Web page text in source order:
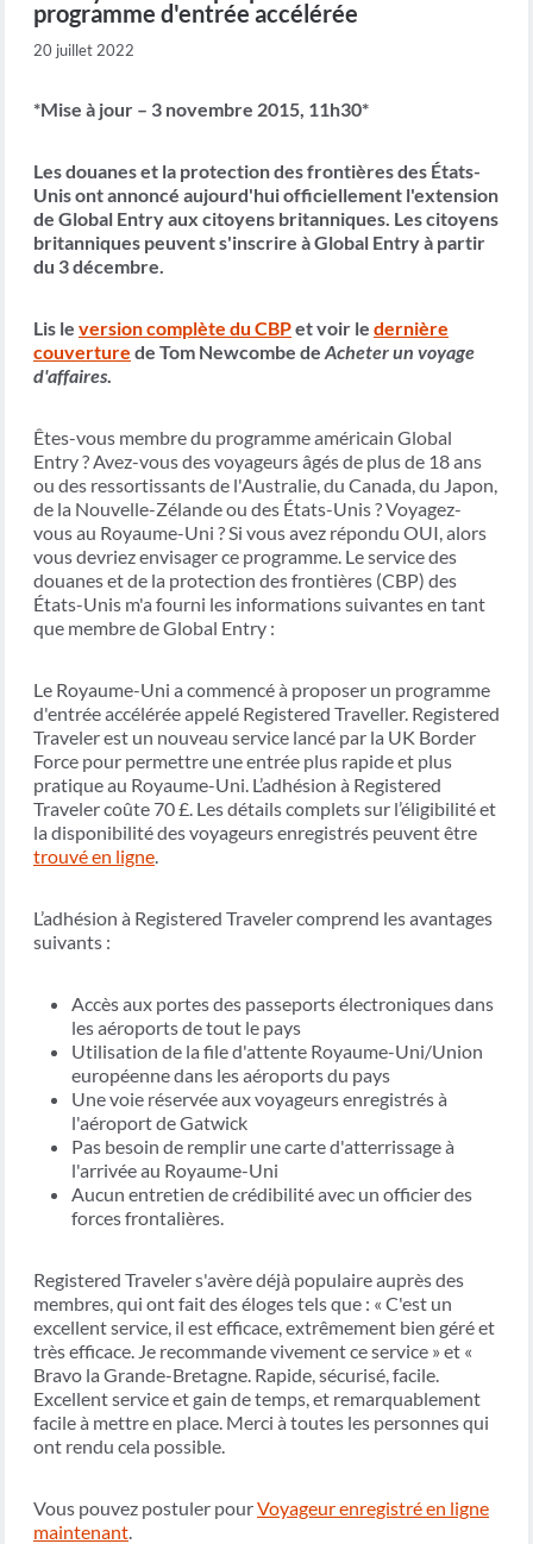
programme d'entrée accélérée
20 juillet 2022
*Mise à jour – 3 novembre 2015, 11h30*
Les douanes et la protection des frontières des États-
Unis ont annoncé aujourd'hui officiellement l'extension
de Global Entry aux citoyens britanniques. Les citoyens
britanniques peuvent s'inscrire à Global Entry à partir
du 3 décembre.
Lis le version complète du CBPet voir le dernière
couverture de Tom Newcombe de Acheter un voyage
d'affaires
Êtes-vous membre du programme américain Global
Entry ? Avez-vous des voyageurs âgés de plus de 18 ans
ou des ressortissants de l'Australie, du Canada, du Japon,
de la Nouvelle-Zélande ou des États-Unis ? Voyagez-
vous au Royaume-Uni ? Si vous avez répondu OUI, alors
vous devriez envisager ce programme. Le service des
douanes et de la protection des frontières (CBP) des
États-Unis m'a fourni les informations suivantes en tant
que membre de Global Entry :
Le Royaume-Uni a commencé à proposer un programme
d'entrée accélérée appelé Registered Traveller. Registered
Traveler est un nouveau service lancé par la UK Border
Force pour permettre une entrée plus rapide et plus
pratique au Royaume-Uni. L’adhésion à Registered
Traveler coûte 70 £. Les détails complets sur l’éligibilité et
la disponibilité des voyageurs enregistrés peuvent être
trouvé en ligne
L’adhésion à Registered Traveler comprend les avantages
suivants :
Accès aux portes des passeports électroniques dans
les aéroports de tout le pays
Utilisation de la file d'attente Royaume-Uni/Union
européenne dans les aéroports du pays
Une voie réservée aux voyageurs enregistrés à
l'aéroport de Gatwick
Pas besoin de remplir une carte d'atterrissage à
l'arrivée au Royaume-Uni
Aucun entretien de crédibilité avec un officier des
forces frontalières.
Registered Traveler s'avère déjà populaire auprès des
membres, qui ont fait des éloges tels que : « C'est un
excellent service, il est efficace, extrêmement bien géré et
très efficace. Je recommande vivement ce service » et «
Bravo la Grande-Bretagne. Rapide, sécurisé, facile.
Excellent service et gain de temps, et remarquablement
facile à mettre en place. Merci à toutes les personnes qui
ont rendu cela possible.
Vous pouvez postuler pourVoyageur enregistré en ligne
maintenant